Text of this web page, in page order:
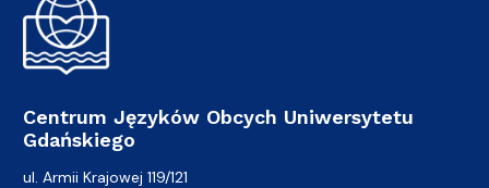
Centrum Języków Obcych Uniwersytetu
Gdańskiego
ul. Armii Krajowej 119/121